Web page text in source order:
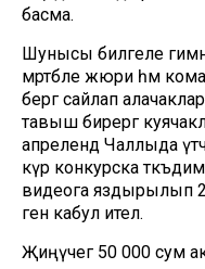
басма.
Шунысы билгеле гимн
мәртәбәле жюри һәм
бергә сайлап
тавыш бирергә
апрелендә Чаллыда
күрә конкурска
видеога яздырылып
генә кабул ителә.
Җиңүчегә 50 000 сум акча